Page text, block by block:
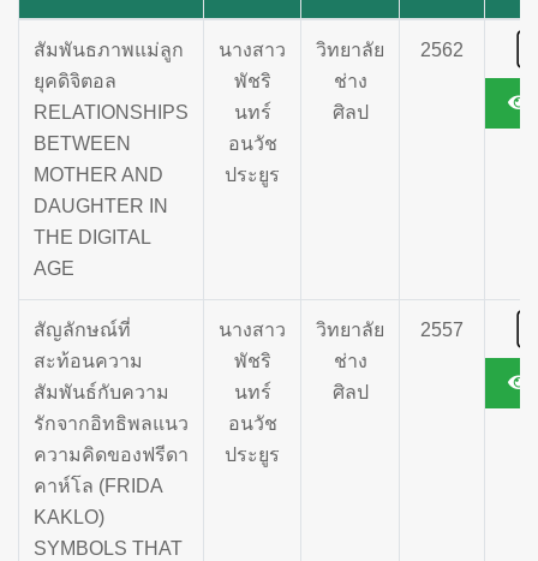
สัมพันธภาพแม่ลูก
ยุคดิจิตอล
RELATIONSHIPS
BETWEEN
MOTHER AND
DAUGHTER IN
THE DIGITAL
AGE
นางสาว
พัชริ
นทร์
อนวัช
ประยูร
วิทยาลัย
ช่าง
ศิลป
2562
สัญลักษณ์ที่
สะท้อนความ
สัมพันธ์กับความ
รักจากอิทธิพลแนว
ความคิดของฟรีดา
คาห์โล (FRIDA
KAKLO)
SYMBOLS THAT
นางสาว
พัชริ
นทร์
อนวัช
ประยูร
วิทยาลัย
ช่าง
ศิลป
2557